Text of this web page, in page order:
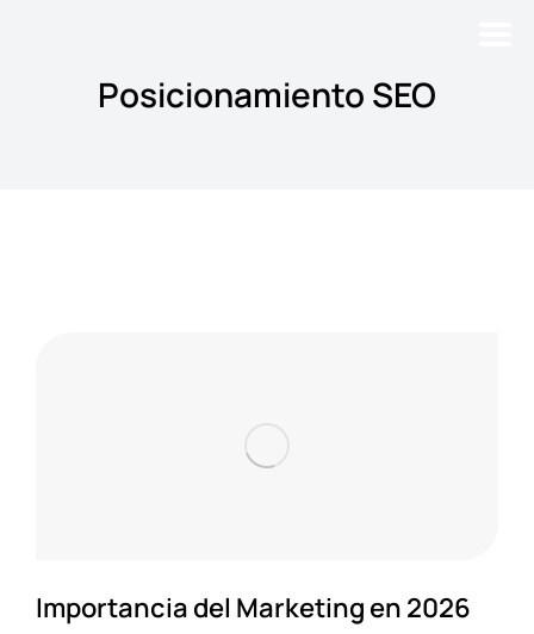
Posicionamiento SEO
Importancia del Marketing en 2026